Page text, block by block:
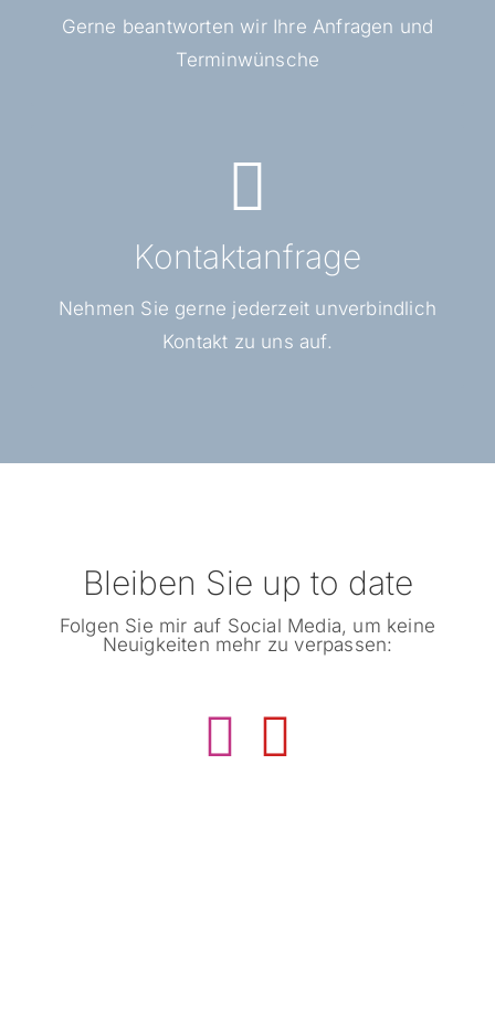
Gerne beantworten wir Ihre Anfragen und
Terminwünsche
Kontaktanfrage
Nehmen Sie gerne jederzeit unverbindlich
Kontakt zu uns auf.
Email: fauck@silvia-fauck.de
Kontaktformular
Bleiben Sie up to date
Folgen Sie mir auf Social Media, um keine
Neuigkeiten mehr zu verpassen: